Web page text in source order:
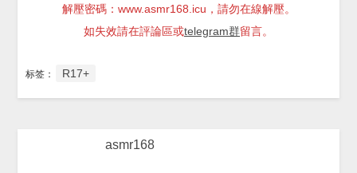
解壓密碼：www.asmr168.icu，請勿在線解壓。
如失效請在評論區或telegram群留言。
标签： R17+
asmr168